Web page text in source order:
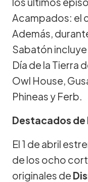
Acampados: el
Además,
Sabatón
Día de la Tierra
Owl House,
Phineas y Ferb.
Destacados de
El 1 de abril
de los ocho
originales de